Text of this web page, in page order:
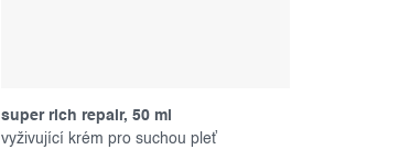
super rich repair, 50 ml
vyživující krém pro suchou pleť